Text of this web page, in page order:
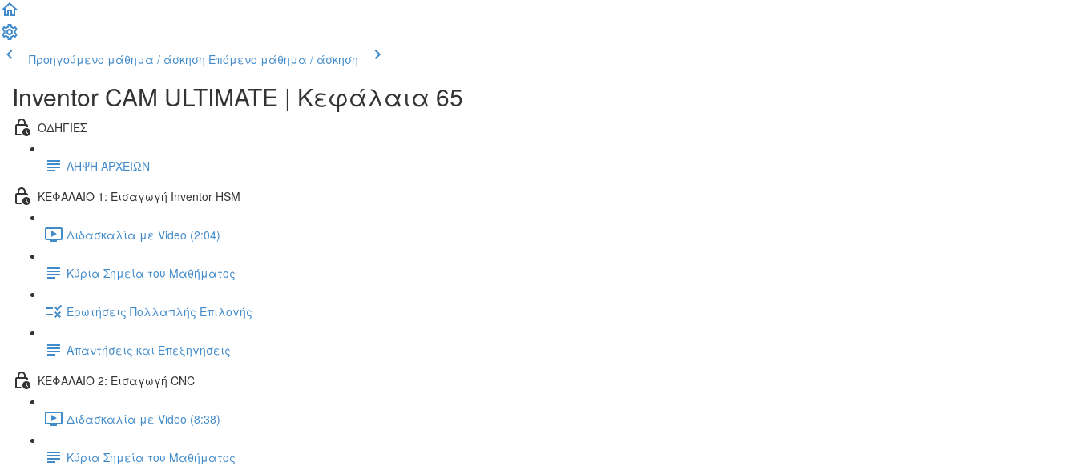
Προηγούμενο μάθημα / άσκηση Επόμενο μάθημα / άσκηση
Inventor CAM ULTIMATE | Κεφάλαια 65
ΟΔΗΓΙΕΣ
ΛΗΨΗ ΑΡΧΕΙΩΝ
ΚΕΦΑΛΑΙΟ 1: Εισαγωγή Inventor HSM
Διδασκαλία με Video (2:04)
Κύρια Σημεία του Μαθήματος
Ερωτήσεις Πολλαπλής Επιλογής
Απαντήσεις και Επεξηγήσεις
ΚΕΦΑΛΑΙΟ 2: Εισαγωγή CNC
Διδασκαλία με Video (8:38)
Κύρια Σημεία του Μαθήματος